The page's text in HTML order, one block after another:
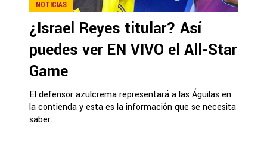
NOTICIAS
¿Israel Reyes titular? Así
puedes ver EN VIVO el All-Star
Game
El defensor azulcrema representará a las Águilas en
la contienda y esta es la información que se necesita
saber.